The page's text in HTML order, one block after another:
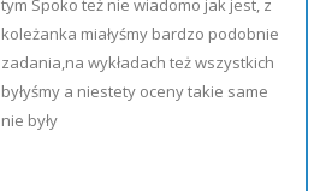
tym Spoko też nie wiadomo jak jest, z
koleżanka miałyśmy bardzo podobnie
zadania,na wykładach też wszystkich
byłyśmy a niestety oceny takie same
nie były